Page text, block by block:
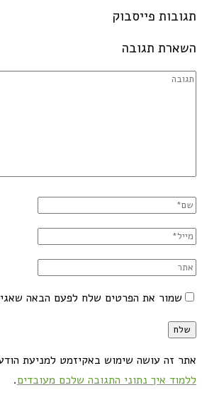
תגובות פייסבוק
השארת תגובה
שמור את הפרטים שלח לפעם הבאה
אתר זה עושה שימוש באקיזמט למניעת
ללמוד איך נתוני התגובה שלכם מעובדים.